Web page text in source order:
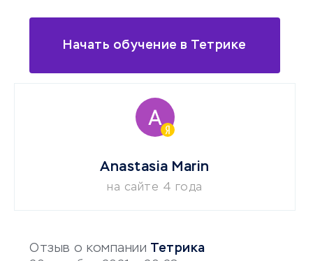
Начать обучение в Тетрике
Отзыв о компании Тетрика
Anastasia Marin
на сайте 4 года